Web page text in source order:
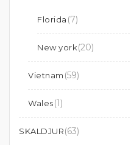
Florida (7)
New york(20)
Vietnam (59)
Wales(1)
SKALDJUR(63)